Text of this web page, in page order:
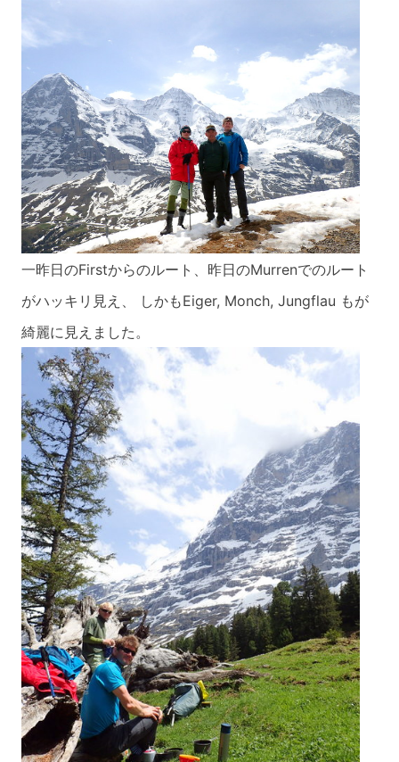
一昨日のFirstからのルート、昨日のMurrenでのルート
がハッキリ見え、
しかもEiger, Monch, Jungflau もが
綺麗に見えました。